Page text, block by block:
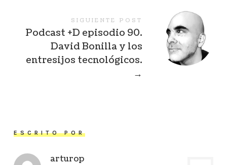
SIGUIENTE POST
Podcast +D episodio 90.
David Bonilla y los
entresijos tecnológicos.
→
ESCRITO POR
arturop